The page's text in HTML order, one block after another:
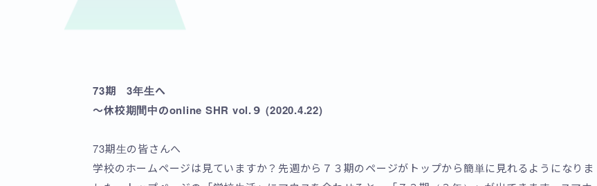
73期 3年生へ
～休校期間中のonline SHR vol.９ (2020.4.22)
73期生の皆さんへ
学校のホームページは見ていますか？先週から７３期のページがトップから簡単に見れるようになりま